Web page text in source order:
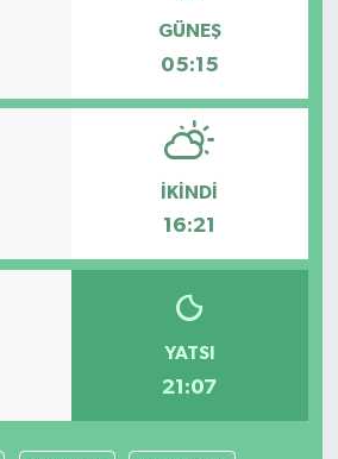
GÜNEŞ
05:15
İKINDI
16:21
YATSI
21:07